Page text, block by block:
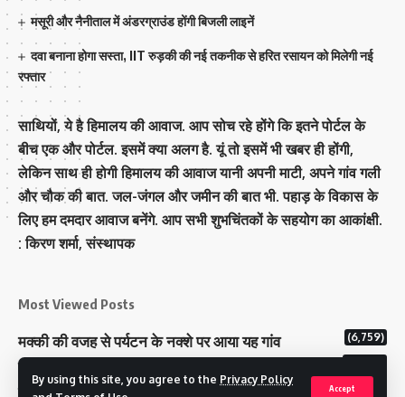
By using this site, you agree to the Privacy Policy
Accept
मसूरी और नैनीताल में अंडरग्राउंड होंगी बिजली लाइनें
दवा बनाना होगा सस्ता, IIT रुड़की की नई तकनीक से हरित रसायन को मिलेगी नई
रफ्तार
साथियों, ये है हिमालय की आवाज. आप सोच रहे होंगे कि इतने पोर्टल के
बीच एक और पोर्टल. इसमें क्या अलग है. यूं तो इसमें भी खबर ही होंगी,
लेकिन साथ ही होगी हिमालय की आवाज यानी अपनी माटी, अपने गांव गली
और चौक की बात. जल-जंगल और जमीन की बात भी. पहाड़ के विकास के
लिए हम दमदार आवाज बनेंगे. आप सभी शुभचिंतकों के सहयोग का आकांक्षी.
: किरण शर्मा, संस्‍थापक
Most Viewed Posts
मक्‍की की वजह से पर्यटन के नक्‍शे पर आया यह गांव (6,759)
राज्य में 12 पी माइनस थ्री पोलिंग स्टेशन बनाए गए
टिहरी राजपरिवार के पास 200 करोड से अधिक की संपत्ति (5,105)